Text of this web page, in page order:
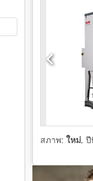
สภาพ: ใหม่,